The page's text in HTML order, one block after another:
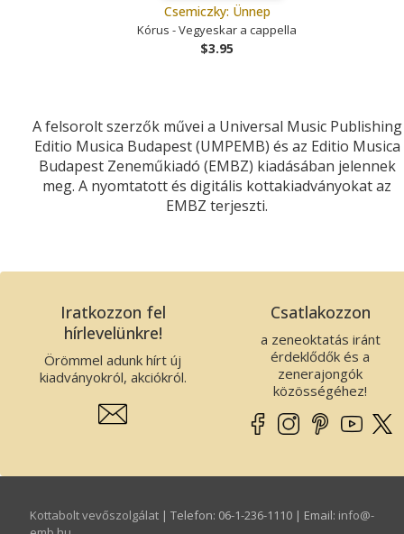
Csemiczky: Ünnep
Kórus - Vegyeskar a cappella
$3.95
A felsorolt szerzők művei a Universal Music Publishing
Editio Musica Budapest (UMPEMB) és az Editio Musica
Budapest Zeneműkiadó (EMBZ) kiadásában jelennek
meg. A nyomtatott és digitális kottakiadványokat az
EMBZ terjeszti.
Iratkozzon fel
hírlevelünkre!
Örömmel adunk hírt új
kiadványokról, akciókról.
Csatlakozzon
a zeneoktatás iránt
érdeklődők és a
zenerajongók
közösségéhez!
Kottabolt vevőszolgálat | Telefon: 06-1-236-1110 | Email: info­@­